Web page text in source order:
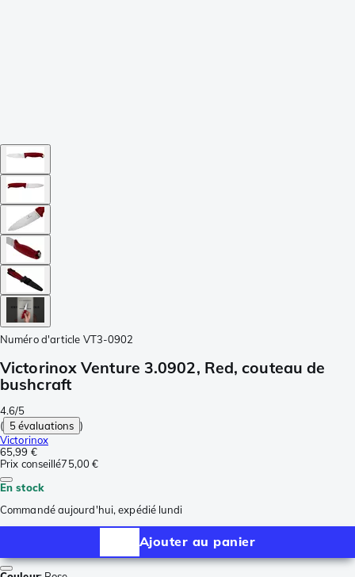
Numéro d'article VT3-0902
Victorinox Venture 3.0902, Red, couteau de
bushcraft
4.6/5
( 5 évaluations )
Victorinox
65,99 €
Prix conseillé75,00 €
En stock
Commandé aujourd'hui, expédié lundi
Ajouter au panier